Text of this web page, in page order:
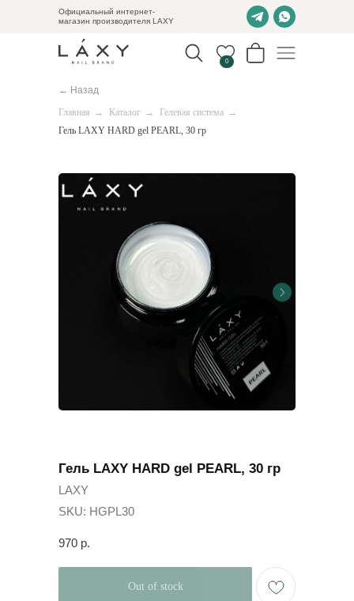
Официальный интернет-
магазин производителя LAXY
0
← Назад
Главная → Каталог → Гелевая система →
Гель LAXY HARD gel PEARL, 30 гр
Гель LAXY HARD gel PEARL, 30 гр
LAXY
SKU: HGPL30
970 р.
Out of stock